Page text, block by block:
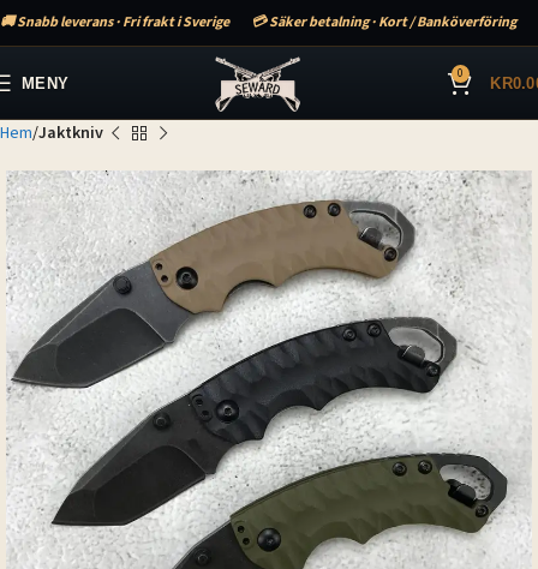
🚚 Snabb leverans · Fri frakt i Sverige 💳 Säker betalning · Kort / Banköverföring
MENY 0 KR
Hem Jaktkniv